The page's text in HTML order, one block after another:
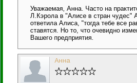
Уважаемая, Анна. Часто на
Л.Кэрола в "Алисе в стран чудес"
ответила Алиса, "тогда тебе все
ставятся. Но то, что очевидно
Вашего предприятия.
Анна